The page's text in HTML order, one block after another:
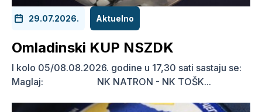
29.07.2026. Aktuelno
Omladinski KUP NSZDK
I kolo 05/08.08.2026. godine u 17,30 sati sastaju se:
Maglaj: NK NATRON - NK TOŠK...